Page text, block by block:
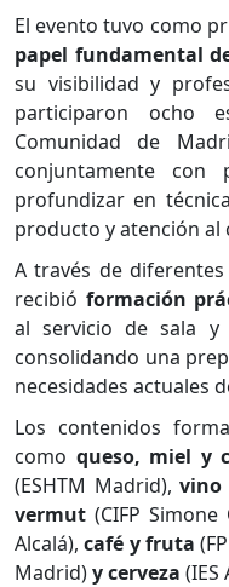
El evento tuvo como
papel fundamental
su visibilidad y
participaron ocho
Comunidad de
conjuntamente con
profundizar en
producto y atención al
A través de
recibió formación
al servicio de sala y
consolidando una
necesidades actuales
Los contenidos
como queso, miel y
(ESHTM Madrid), vino
vermut (CIFP Simone
Alcalá),café y fruta
Madrid)y cerveza (IES